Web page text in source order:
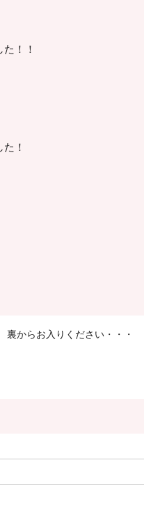
！！
！
裏からお入りください・・・